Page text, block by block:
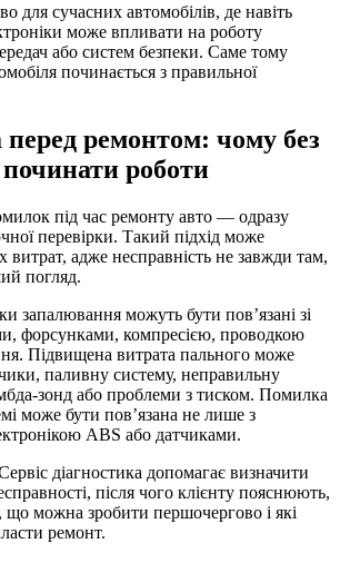
для сучасних автомобілів, де навіть
може впливати на роботу
або систем безпеки. Саме тому
починається з правильної
перед ремонтом: чому без
починати роботи
під час ремонту авто — одразу
перевірки. Такий підхід може
витрат, адже несправність не завжди там,
погляд.
запалювання можуть бути пов’язані зі
форсунками, компресією, проводкою
Підвищена витрата пального може
паливну систему, неправильну
зонд або проблеми з тиском. Помилка
може бути пов’язана не лише з
ABS або датчиками.
діагностика допомагає визначити
після чого клієнту пояснюють,
що можна зробити першочергово і які
ремонт.